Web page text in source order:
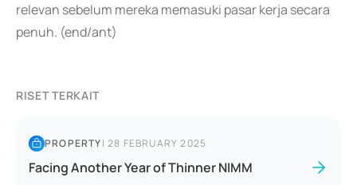
relevan sebelum mereka memasuki pasar kerja secara
penuh. (end/ant)
RISET TERKAIT
PROPERTY|28 FEBRUARY 2025
Facing Another Year of Thinner NIMM